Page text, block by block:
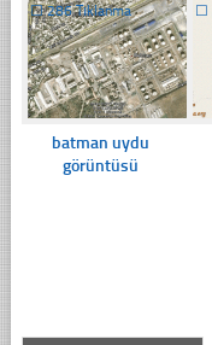
☐286 Tıklanma
batman uydu
görüntüsü
☐